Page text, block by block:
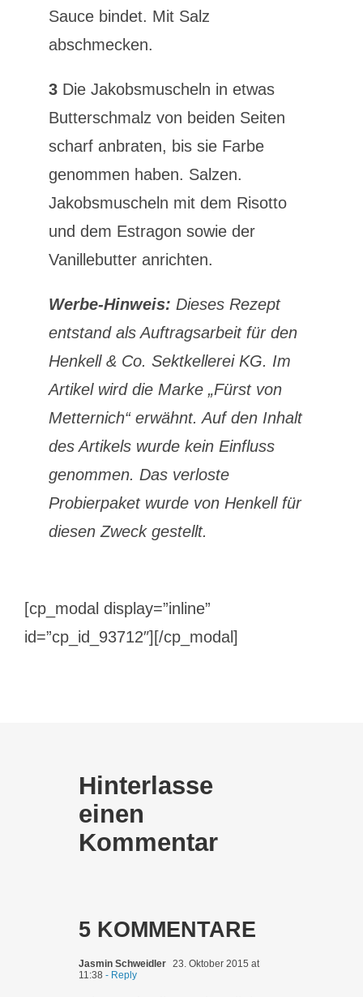
Sauce bindet. Mit Salz
abschmecken.
3Die Jakobsmuscheln in etwas
Butterschmalz von beiden Seiten
scharf anbraten, bis sie Farbe
genommen haben. Salzen.
Jakobsmuscheln mit dem Risotto
und dem Estragon sowie der
Vanillebutter anrichten.
Werbe-Hinweis: Dieses Rezept
entstand als Auftragsarbeit für den
Henkell & Co. Sektkellerei KG. Im
Artikel wird die Marke „Fürst von
Metternich“ erwähnt. Auf den Inhalt
des Artikels wurde kein Einfluss
genommen. Das verloste
Probierpaket wurde von Henkell für
diesen Zweck gestellt.
[cp_modal display=”inline”
id=”cp_id_93712″][/cp_modal]
Hinterlasse
einen
Kommentar
5 KOMMENTARE
Jasmin Schweidler 23. Oktober 2015 at
11:38 - Reply